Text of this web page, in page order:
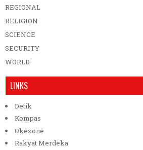
REGIONAL
RELIGION
SCIENCE
SECURITY
WORLD
LINKS
Detik
Kompas
Okezone
Rakyat Merdeka